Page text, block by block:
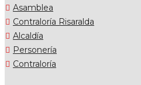
Asamblea
Contraloría Risaralda
Alcaldía
Personería
Contraloría